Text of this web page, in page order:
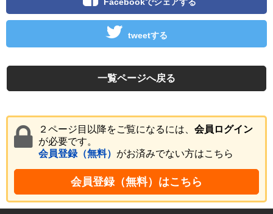
tweetする
一覧ページへ戻る
２ページ目以降をご覧になるには、 会員ログイン
が必要です。
会員登録（無料） がお済みでない方はこちら
会員登録（無料）はこちら